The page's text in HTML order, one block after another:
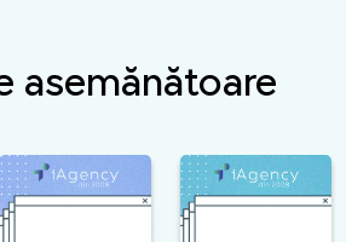
asemănătoare